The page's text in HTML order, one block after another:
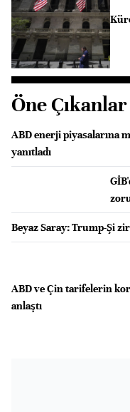
Öne Çıkanlar
ABD enerji piyasalarına
yanıtladı
Beyaz Saray: Trump-Şi
ABD ve Çin tarifelerin
anlaştı